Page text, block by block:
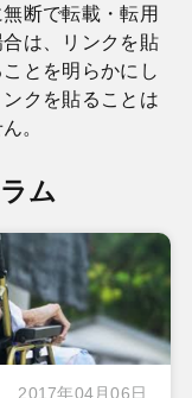
断で転載・転用
は、リンクを貼
とを明らかにし
クを貼ることは
。
ム
2017年04月06日